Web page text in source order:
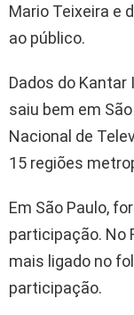
Mario Teixeira e
ao público.
Dados do Kantar
saiu bem em
Nacional de
15 regiões
Em São Paulo,
participação. No
mais ligado no
participação.